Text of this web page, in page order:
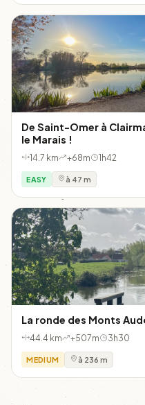
De Saint-Omer à
le Marais !
14.7 km +68m 1h42
EASY à 47 m
La ronde des Monts
44.4 km +507m 3h30
MEDIUM à 236 m